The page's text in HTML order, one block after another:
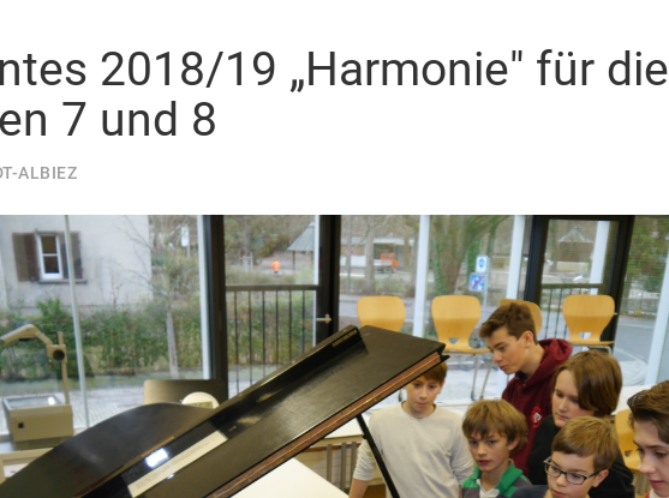
2018/19 „Harmonie" für die
7 und 8
ALBIEZ